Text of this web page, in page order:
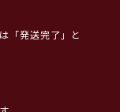
「発送完了」と